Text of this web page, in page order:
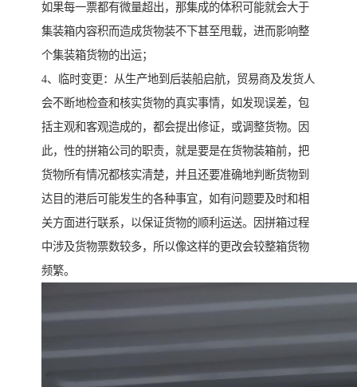
如果每一票都有微量超出，那集成的体积可能就会大于
集装箱内容积而造成货物装不下甚至甩载，进而影响整
个集装箱货物的出运；
4、临时变更：从生产地到后装船启航，贸易商及发货人
会不断地检查和核实货物的真实事情，如发现误差，包
括主观和客观造成的，都会提出修证，或调整货物。因
此，性的拼箱公司的职责，就是要是在货物装箱前，把
货物所有情况都核实清楚，并且还要准确地判断货物到
达目的港后可能发生的各种事宜，如有问题要及时和相
关方面进行联系，以保证货物的顺利运送。因拼箱过程
中涉及货物票数较多，所以像这样的更改会较整箱货物
频繁。